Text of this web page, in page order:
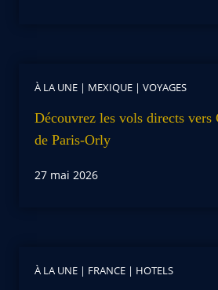
À LA UNE | MEXIQUE | VOYAGES
Découvrez les vols directs vers
de Paris-Orly
27 mai 2026
À LA UNE | FRANCE | HOTELS